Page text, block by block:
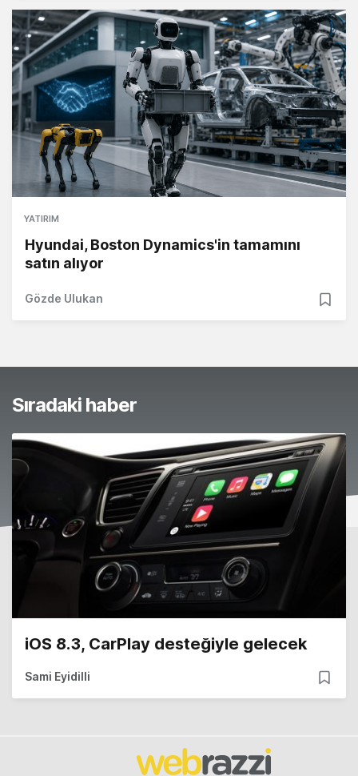
YATIRIM
Hyundai, Boston Dynamics'in tamamını
satın alıyor
Gözde Ulukan
Sıradaki haber
iOS 8.3, CarPlay desteğiyle gelecek
Sami Eyidilli